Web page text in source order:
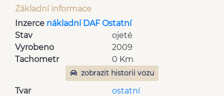
Základní informace
Inzerce nákladní DAF Ostatní
Stav
ojeté
Vyrobeno
2009
Tachometr
0 Km
zobrazit historii vozu
Tvar
ostatní